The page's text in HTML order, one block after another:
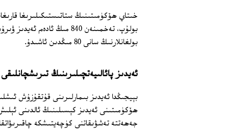
بولۇپ، تەخمىنەن 840 مىڭ
بولغانلارنىڭ سانى 80 مىڭدىن ئاشىدۇ.
ئەيدىز پائالىيەتچىلىرىنىڭ تىرىشچانلىقى
بېيجىڭدا ئەيدىز بىمارلىرىنى قۇتقۇزۇش
ھۆكۈمىتىنى ئەيدىز كېسىلىنىڭ ئالدىنى
جەھەتتە تەشۋىقاتنى كۈچەيتىشكە